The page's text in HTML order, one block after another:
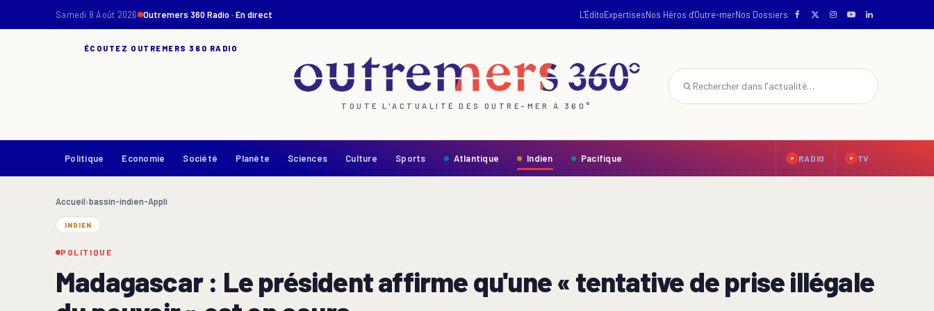
Samedi 8 Août 2026 Outremers 360 Radio · En direct L'ÉditoExpertisesNos Héros d'Outre-merNos Dossiers
ÉCOUTEZ OUTREMERS 360 RADIO
TOUTE L'ACTUALITÉ DES OUTRE-MER À 360°
Politique Economie Société Planète Sciences Culture Sports Atlantique Indien Pacifique RADIO TV
Accueil›bassin-indien-Appli
INDIEN
POLITIQUE
Madagascar : Le président affirme qu'une « tentative de prise illégale